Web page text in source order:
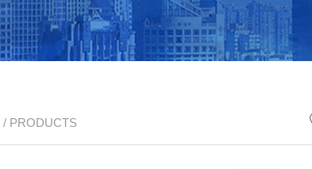
/ PRODUCTS